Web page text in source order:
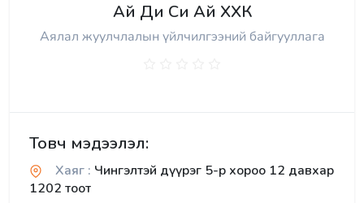
Ай Ди Си Ай ХХК
Аялал жуулчлалын үйлчилгээний байгууллага
Товч мэдээлэл:
Хаяг : Чингэлтэй дүүрэг 5-р хороо 12 давхар
1202 тоот